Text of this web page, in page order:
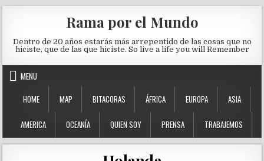
Rama por el Mundo
Dentro de 20 años estarás más arrepentido de las cosas que no
hiciste, que de las que hiciste. So live a life you will Remember
MENU
HOME
MAP BITACORAS ÁFRICA EUROPA ASIA
AMERICA OCEANÍA QUIEN SOY PRENSA TRABAJEMOS